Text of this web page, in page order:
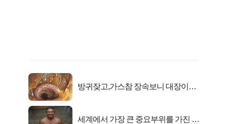
방귀잦고,가스참 장속보니 대장이아
세계에서 가장 큰 중요부위를 가진 남